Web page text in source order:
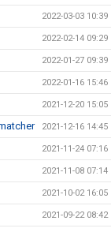
2022-03-03 10:39
2022-02-14 09:29
2022-01-27 09:39
2022-01-16 15:46
2021-12-20 15:05
2021-12-16 14:45
2021-11-24 07:16
2021-11-08 07:14
2021-10-02 16:05
2021-09-22 08:42